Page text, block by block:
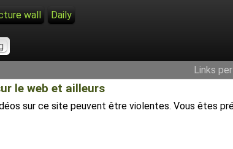
wall Daily
Links
le web et ailleurs
sur ce site peuvent être violentes. Vous êtes